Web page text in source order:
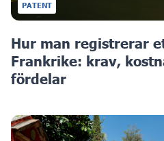
PATENT
Hur man registrerar
Frankrike: krav,
fördelar